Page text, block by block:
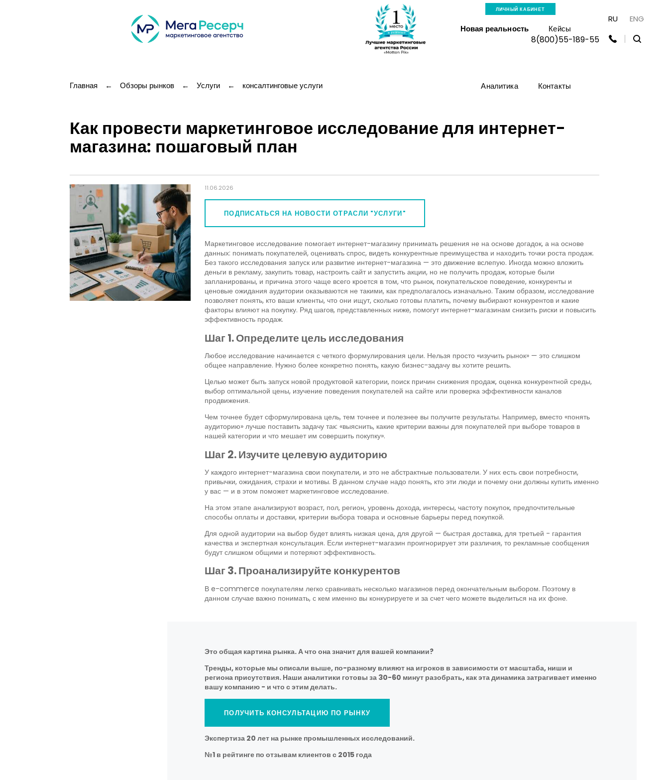
ЛИЧНЫЙ КАБИНЕТ
Новая реальность Кейсы
Аналитика Контакты
RU ENG
8(800)55-189-55
Главная ← Обзоры рынков ← Услуги ← консалтинговые услуги
Как провести маркетинговое исследование для интернет-
магазина: пошаговый план
11.06.2026
ПОДПИСАТЬСЯ НА НОВОСТИ ОТРАСЛИ "УСЛУГИ"
Маркетинговое исследование помогает интернет-магазину принимать решения не на основе догадок, а на основе
данных: понимать покупателей, оценивать спрос, видеть конкурентные преимущества и находить точки роста продаж.
Без такого исследования запуск или развитие интернет-магазина — это движение вслепую. Иногда можно вложить
деньги в рекламу, закупить товар, настроить сайт и запустить акции, но не получить продаж, которые были
запланированы, и причина этого чаще всего кроется в том, что рынок, покупательское поведение, конкуренты и
ценовые ожидания аудитории оказываются не такими, как предполагалось изначально. Таким образом, исследование
позволяет понять, кто ваши клиенты, что они ищут, сколько готовы платить, почему выбирают конкурентов и какие
факторы влияют на покупку. Ряд шагов, представленных ниже, помогут интернет-магазинам снизить риски и повысить
эффективность продаж.
Шаг 1. Определите цель исследования
Любое исследование начинается с четкого формулирования цели. Нельзя просто «изучить рынок» — это слишком
общее направление. Нужно более конкретно понять, какую бизнес-задачу вы хотите решить.
Целью может быть запуск новой продуктовой категории, поиск причин снижения продаж, оценка конкурентной среды,
выбор оптимальной цены, изучение поведения покупателей на сайте или проверка эффективности каналов
продвижения.
Чем точнее будет сформулирована цель, тем точнее и полезнее вы получите результаты. Например, вместо «понять
аудиторию» лучше поставить задачу так: «выяснить, какие критерии важны для покупателей при выборе товаров в
нашей категории и что мешает им совершить покупку».
Шаг 2. Изучите целевую аудиторию
У каждого интернет-магазина свои покупатели, и это не абстрактные пользователи. У них есть свои потребности,
привычки, ожидания, страхи и мотивы. В данном случае надо понять, кто эти люди и почему они должны купить именно
у вас — и в этом поможет маркетинговое исследование.
На этом этапе анализируют возраст, пол, регион, уровень дохода, интересы, частоту покупок, предпочтительные
способы оплаты и доставки, критерии выбора товара и основные барьеры перед покупкой.
Для одной аудитории на выбор будет влиять низкая цена, для другой — быстрая доставка, для третьей - гарантия
качества и экспертная консультация. Если интернет-магазин проигнорирует эти различия, то рекламные сообщения
будут слишком общими и потеряют эффективность.
Шаг 3. Проанализируйте конкурентов
В e-commerce покупателям легко сравнивать несколько магазинов перед окончательным выбором. Поэтому в
данном случае важно понимать, с кем именно вы конкурируете и за счет чего можете выделиться на их фоне.
Это общая картина рынка. А что она значит для вашей компании?
Тренды, которые мы описали выше, по-разному влияют на игроков в зависимости от масштаба, ниши и
региона присутствия. Наши аналитики готовы за 30-60 минут разобрать, как эта динамика затрагивает именно
вашу компанию - и что с этим делать.
ПОЛУЧИТЬ КОНСУЛЬТАЦИЮ ПО РЫНКУ
Экспертиза 20 лет на рынке промышленных исследований.
№1 в рейтинге по отзывам клиентов с 2015 года